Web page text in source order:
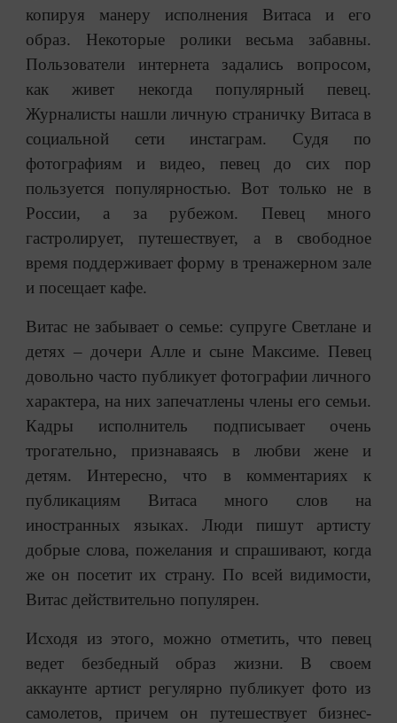
копируя манеру исполнения Витаса и его
образ. Некоторые ролики весьма забавны.
Пользователи интернета задались вопросом,
как живет некогда популярный певец.
Журналисты нашли личную страничку Витаса в
социальной сети инстаграм. Судя по
фотографиям и видео, певец до сих пор
пользуется популярностью. Вот только не в
России, а за рубежом. Певец много
гастролирует, путешествует, а в свободное
время поддерживает форму в тренажерном зале
и посещает кафе.
Витас не забывает о семье: супруге Светлане и
детях – дочери Алле и сыне Максиме. Певец
довольно часто публикует фотографии личного
характера, на них запечатлены члены его семьи.
Кадры исполнитель подписывает очень
трогательно, признаваясь в любви жене и
детям. Интересно, что в комментариях к
публикациям Витаса много слов на
иностранных языках. Люди пишут артисту
добрые слова, пожелания и спрашивают, когда
же он посетит их страну. По всей видимости,
Витас действительно популярен.
Исходя из этого, можно отметить, что певец
ведет безбедный образ жизни. В своем
аккаунте артист регулярно публикует фото из
самолетов, причем он путешествует бизнес-